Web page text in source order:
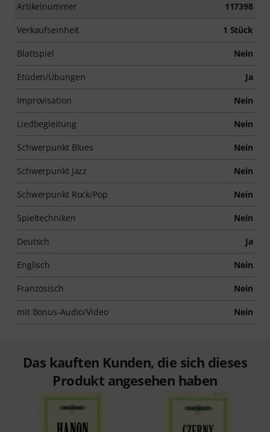
Artikelnummer 117398
Verkaufseinheit 1 Stück
Blattspiel Nein
Etüden/Übungen Ja
Improvisation Nein
Liedbegleitung Nein
Schwerpunkt Blues Nein
Schwerpunkt Jazz Nein
Schwerpunkt Rock/Pop Nein
Spieltechniken Nein
Deutsch Ja
Englisch Nein
Französisch Nein
mit Bonus-Audio/Video Nein
Das kauften Kunden, die sich dieses
Produkt angesehen haben